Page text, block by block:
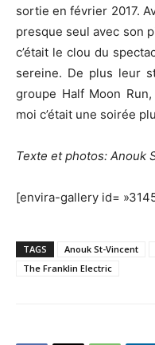
sortie en février 2017.
presque seul avec son
c’était le clou du
sereine. De plus leur
groupe Half Moon
moi c’était une soirée
Texte et photos: Anouk
[envira-gallery id=
TAGS Anouk St-Vincent
The Franklin Electric